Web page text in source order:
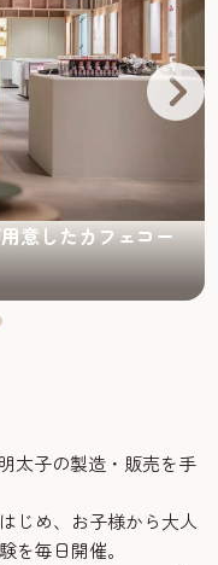
意したカフェコー
太子の製造・販売を手
じめ、お子様から大人
を毎日開催。